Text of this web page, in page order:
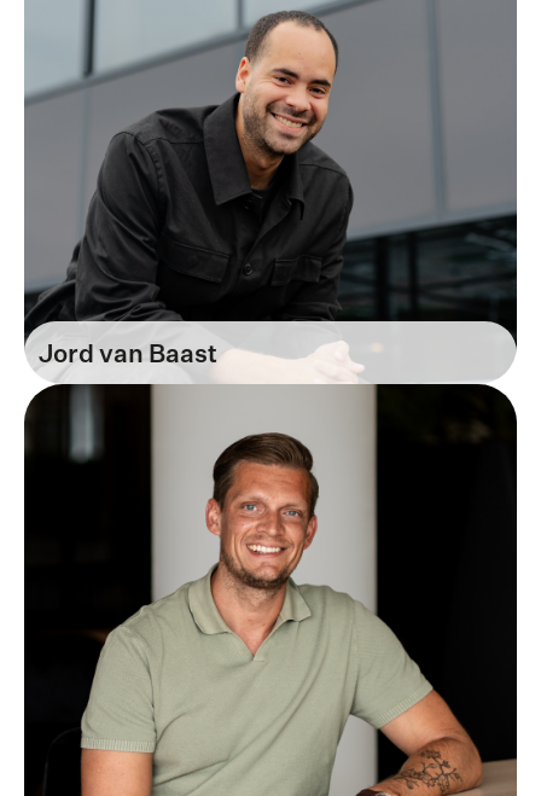
Jord van Baast
Recruiter